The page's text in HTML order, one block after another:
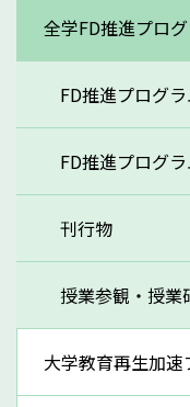
全学FD推進プロ
FD推進プログ
FD推進プログ
刊行物
授業参観・授業
大学教育再生加速